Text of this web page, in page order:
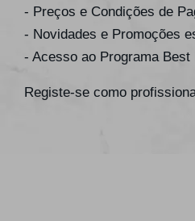
- Preços e Condições de
- Novidades e Promoções
- Acesso ao Programa Best
Registe-se como